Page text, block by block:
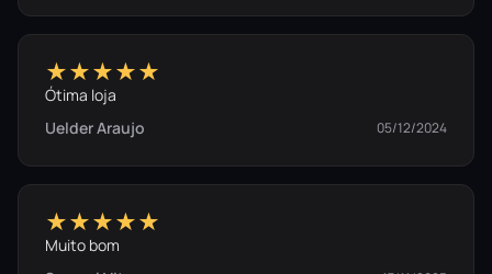
★★★★★
Ótima loja
Uelder Araujo
05/12/2024
★★★★★
Muito bom